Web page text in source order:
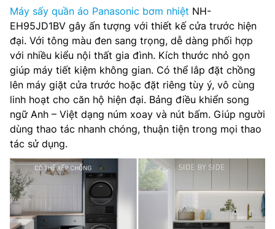
Máy sấy quần áo Panasonic bơm nhiệt NH-
EH95JD1BV gây ấn tượng với thiết kế cửa trước hiện
đại. Với tông màu đen sang trọng, dễ dàng phối hợp
với nhiều kiểu nội thất gia đình. Kích thước nhỏ gọn
giúp máy tiết kiệm không gian. Có thể lắp đặt chồng
lên máy giặt cửa trước hoặc đặt riêng tùy ý, vô cùng
linh hoạt cho căn hộ hiện đại. Bảng điều khiển song
ngữ Anh – Việt dạng núm xoay và nút bấm. Giúp người
dùng thao tác nhanh chóng, thuận tiện trong mọi thao
tác sử dụng.